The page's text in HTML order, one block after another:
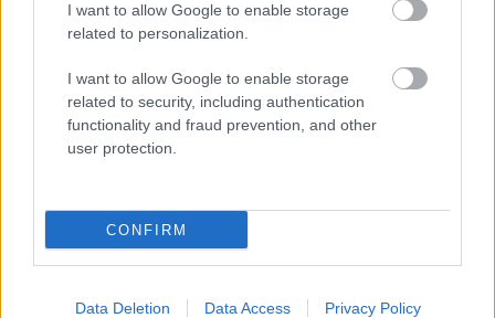
I want to allow Google to enable storage
related to personalization.
I want to allow Google to enable storage
related to security, including authentication
functionality and fraud prevention, and other
user protection.
CONFIRM
Data Deletion Data Access Privacy Policy